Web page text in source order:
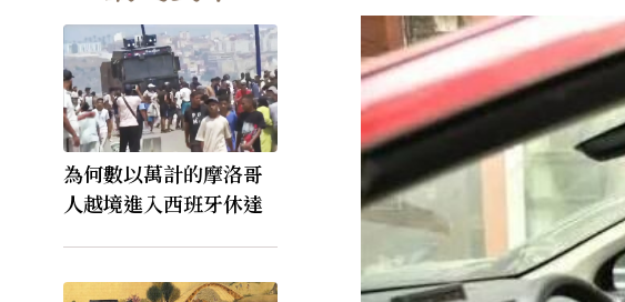
為何數以萬計的摩洛哥
人越境進入西班牙休達